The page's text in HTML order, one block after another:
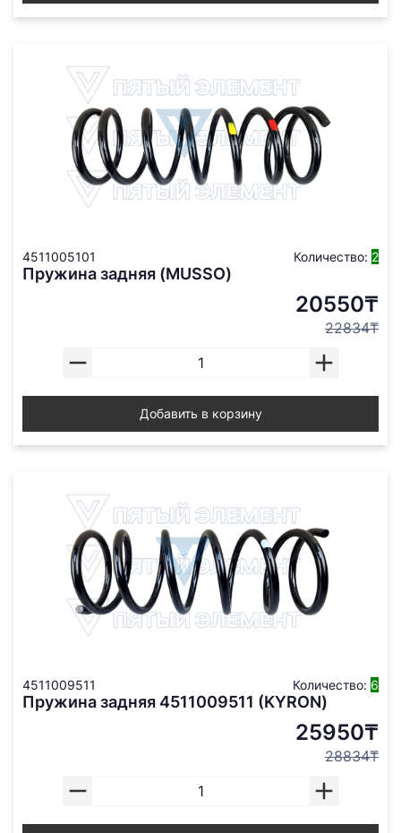
4511005101 Количество: 2
Пружина задняя (MUSSO)
20550₸
22834₸
Добавить в корзину
4511009511 Количество: 6
Пружина задняя 4511009511 (KYRON)
25950₸
28834₸